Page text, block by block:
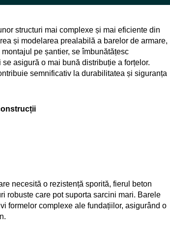
structuri mai complexe și mai eficiente din
și modelarea prealabilă a barelor de armare,
pe șantier, se îmbunătățesc
asigură o mai bună distribuție a forțelor.
semnificativ la durabilitatea și siguranța
necesită o rezistență sporită, fierul beton
robuste care pot suporta sarcini mari. Barele
formelor complexe ale fundațiilor, asigurând o